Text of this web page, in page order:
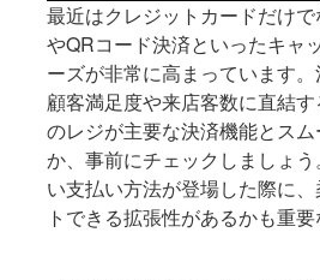
最近はクレジットカードだけ
やQRコード決済といったキャ
ーズが非常に高まっています
顧客満足度や来店客数に直結
のレジが主要な決済機能とス
か、事前にチェックしましょ
い支払い方法が登場した際に
トできる拡張性があるかも重要